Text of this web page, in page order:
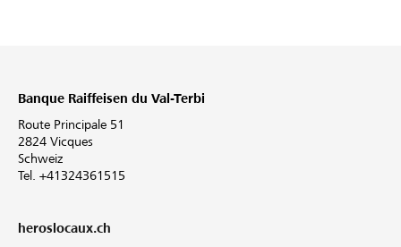
Banque Raiffeisen du Val-Terbi
Route Principale 51
2824 Vicques
Schweiz
Tel. +41324361515
heroslocaux.ch